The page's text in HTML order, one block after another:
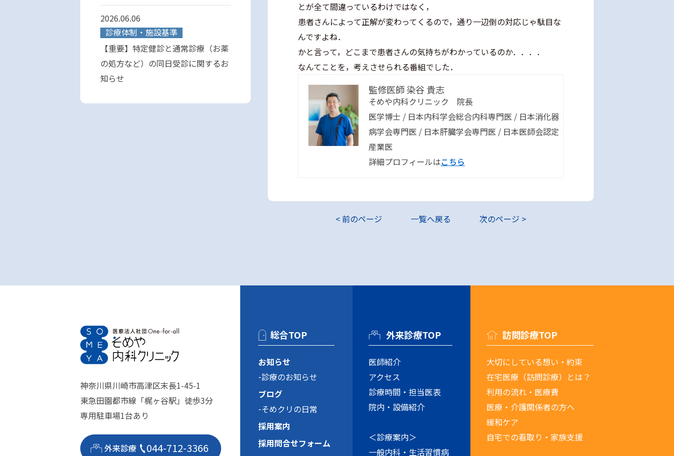
とが全て間違っているわけではなく，
患者さんによって正解が変わってくるので，通り一辺倒の対応じゃ駄目な
んですよね．
かと言って，どこまで患者さんの気持ちがわかっているのか．．．．
なんてことを，考えさせられる番組でした．
監修医師 染谷 貴志
そめや内科クリニック 院長
医学博士 / 日本内科学会総合内科専門医 / 日本消化器
病学会専門医 / 日本肝臓学会専門医 / 日本医師会認定
産業医
詳細プロフィールはこちら
< 前のページ 一覧へ戻る 次のページ >
2026.06.06
診療体制・施設基準
【重要】特定健診と通常診療（お薬
の処方など）の同日受診に関するお
知らせ
神奈川県川崎市高津区末長1-45-1
東急田園都市線「梶ヶ谷駅」徒歩3分
専用駐車場1台あり
外来診療 044-712-3366
総合TOP
お知らせ
診療のお知らせ
ブログ
そめクリの日常
採用案内
採用問合せフォーム
外来診療TOP
医師紹介
アクセス
診療時間・担当医表
院内・設備紹介
＜診療案内＞
一般内科・生活習慣病
訪問診療TOP
大切にしている想い・約束
在宅医療（訪問診療）とは？
利用の流れ・医療費
医療・介護関係者の方へ
緩和ケア
自宅での看取り・家族支援